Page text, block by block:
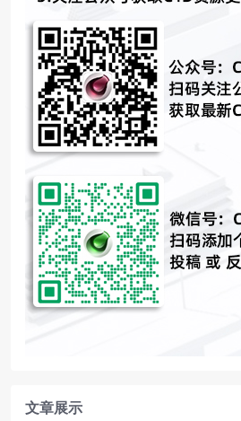
文章展示